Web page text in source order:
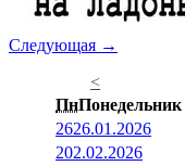
Следующая →
<
ПнПонедельник
2626.01.2026
202.02.2026